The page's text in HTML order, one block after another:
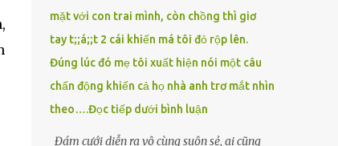
mặt với con trai mình, còn chồng thì giơ
tay t;;á;;t 2 cái khiến má tôi đỏ rộp lên.
Đúng lúc đó mẹ tôi xuất hiện nói một câu
chấn động khiến cả họ nhà anh trơ mắt nhìn
theo….Đọc tiếp dưới bình luận
Đám cưới diễn ra vô cùng suôn sẻ, ai cũng